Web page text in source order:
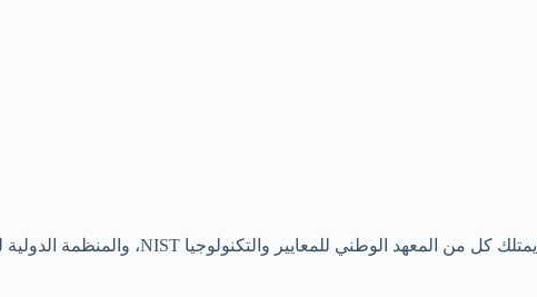
يمتلك كل من المعهد الوطني للمعايير والتكنولوجيا NIST، والمنظمة الدولية للتوحيد القياسي ISO، العديد من المناهج الرائدة والمتطورة في مجال أمن المعلومات والفضاء الإلكتروني.(3)